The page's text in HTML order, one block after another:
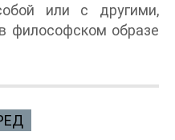
или с другими,
философском образе